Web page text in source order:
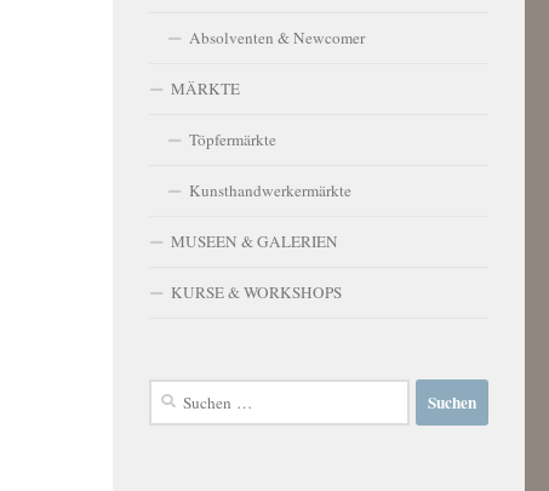
Absolventen & Newcomer
MÄRKTE
Töpfermärkte
Kunsthandwerkermärkte
MUSEEN & GALERIEN
KURSE & WORKSHOPS
Suchen